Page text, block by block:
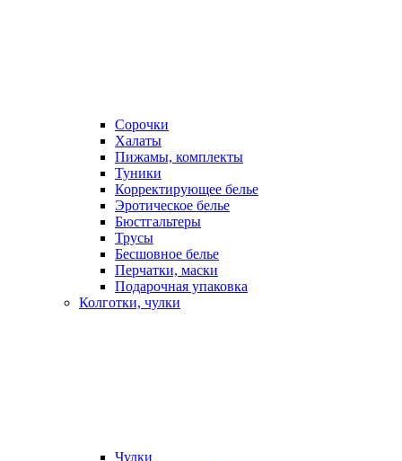
Сорочки
Халаты
Пижамы, комплекты
Туники
Корректирующее белье
Эротическое белье
Бюстгальтеры
Трусы
Бесшовное белье
Перчатки, маски
Подарочная упаковка
Колготки, чулки
Чулки